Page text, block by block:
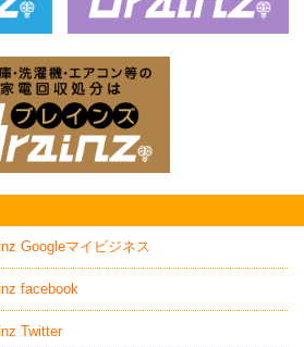
Googleマイビジネス
facebook
Twitter